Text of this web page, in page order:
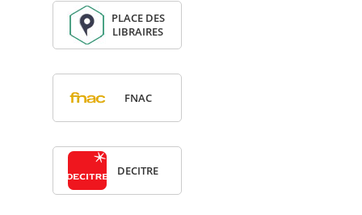
PLACE DES
LIBRAIRES
FNAC
DECITRE